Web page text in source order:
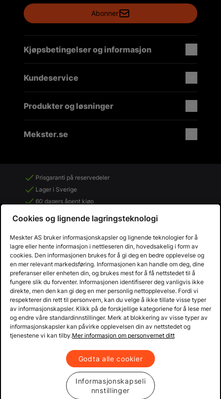
Abonner
Kjøpsbetingelser og informasjon
Kundeservice
Produkter og løsninger
Mekster.se
Prisgaranti på reservedeler
Lager i Sverige
60 dagers åpent kjøp
Gratis returer
Copyright © 2013 - 2026 Mekster.no
KjøpsvilkårPersonvern
Cookies og lignende lagringsteknologi
Meskter AS bruker informasjonskapsler og lignende teknologier for å
lagre eller hente informasjon i nettleseren din, hovedsakelig i form av
cookies. Den informasjonen brukes for å gi deg en bedre opplevelse og
en mer relevant markedsføring. Informasjonen kan handle om deg, dine
preferanser eller enheten din, og brukes mest for å få nettstedet til å
fungere slik du forventer. Informasjonen identifiserer deg vanligvis ikke
direkte, men den kan gi deg en mer personlig nettopplevelse. Fordi vi
respekterer din rett til personvern, kan du velge å ikke tillate visse typer
av informasjonskapsler. Klikk på de forskjellige kategoriene for å lese mer
og endre våre standardinnstillinger. Merk at blokkering av visse typer av
informasjonskapsler kan påvirke opplevelsen din av nettstedet og
tjenestene vi kan tilby.Mer informasjon om personvernet ditt
Godta alle cookier
Informasjonskapseli
nnstillinger